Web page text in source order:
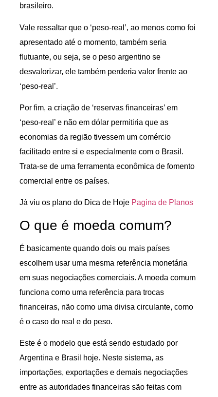
brasileiro.
Vale ressaltar que o ‘peso-real’, ao menos como foi
apresentado até o momento, também seria
flutuante, ou seja, se o peso argentino se
desvalorizar, ele também perderia valor frente ao
‘peso-real’.
Por fim, a criação de ‘reservas financeiras’ em
‘peso-real’ e não em dólar permitiria que as
economias da região tivessem um comércio
facilitado entre si e especialmente com o Brasil.
Trata-se de uma ferramenta econômica de fomento
comercial entre os países.
Já viu os plano do Dica de Hoje Pagina de Planos
O que é moeda comum?
É basicamente quando dois ou mais países
escolhem usar uma mesma referência monetária
em suas negociações comerciais. A moeda comum
funciona como uma referência para trocas
financeiras, não como uma divisa circulante, como
é o caso do real e do peso.
Este é o modelo que está sendo estudado por
Argentina e Brasil hoje. Neste sistema, as
importações, exportações e demais negociações
entre as autoridades financeiras são feitas com